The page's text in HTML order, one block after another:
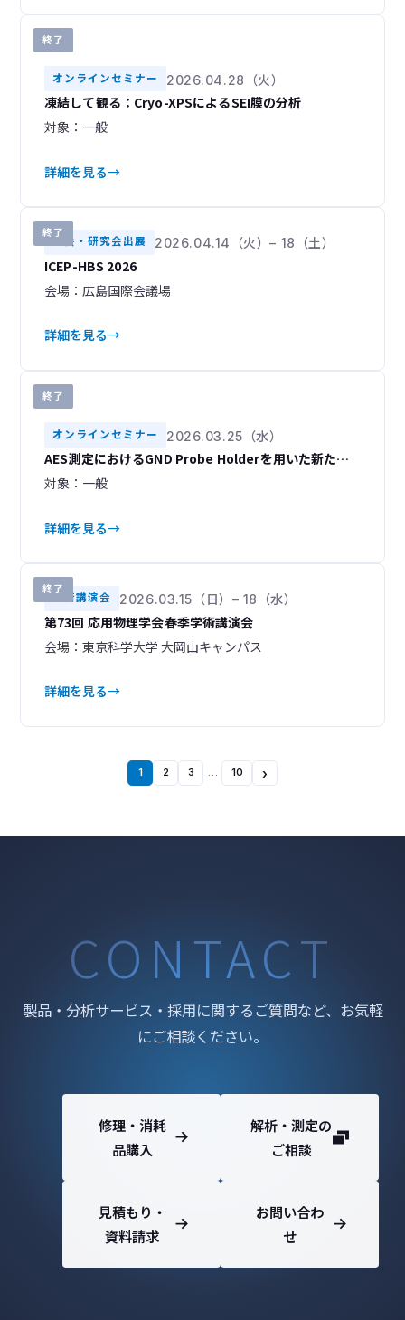
終了
オンラインセミナー 2026.04.28（火）
凍結して観る：Cryo-XPSによるSEI膜の分析
対象：一般
詳細を見る
終了
学会・研究会出展 2026.04.14（火）– 18（土）
ICEP-HBS 2026
会場：広島国際会議場
詳細を見る
終了
オンラインセミナー 2026.03.25（水）
AES測定におけるGND Probe Holderを用いた新たな
チャージアップ対策のご紹介
対象：一般
詳細を見る
終了
技術講演会 2026.03.15（日）– 18（水）
第73回 応用物理学会春季学術講演会
会場：東京科学大学 大岡山キャンパス
詳細を見る
1 2 3 … 10 ›
CONTACT
製品・分析サービス・採用に関するご質問など、お気軽
にご相談ください。
修理・消耗
品購入
解析・測定の
ご相談
見積もり・
資料請求
お問い合わ
せ